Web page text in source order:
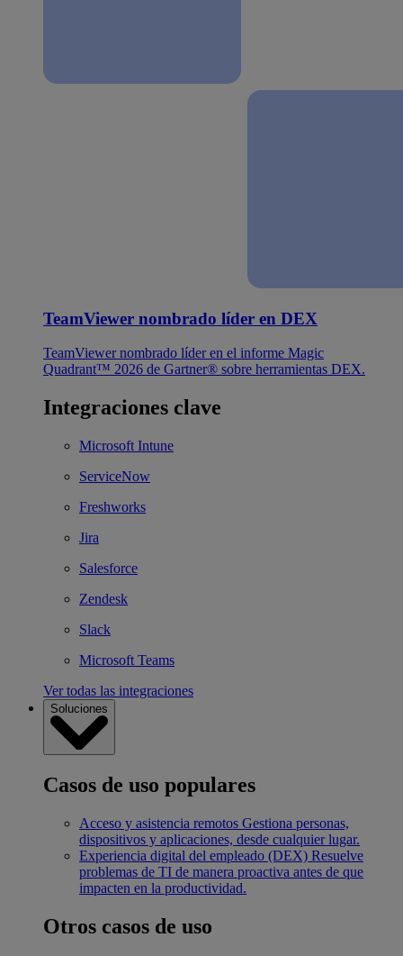
TeamViewer nombrado líder en DEX
TeamViewer nombrado líder en el informe Magic
Quadrant™ 2026 de Gartner® sobre herramientas DEX.
Integraciones clave
Microsoft Intune
ServiceNow
Freshworks
Jira
Salesforce
Zendesk
Slack
Microsoft Teams
Ver todas las integraciones
Soluciones
Casos de uso populares
Acceso y asistencia remotos Gestiona personas,
dispositivos y aplicaciones, desde cualquier lugar.
Experiencia digital del empleado (DEX) Resuelve
problemas de TI de manera proactiva antes de que
impacten en la productividad.
Otros casos de uso